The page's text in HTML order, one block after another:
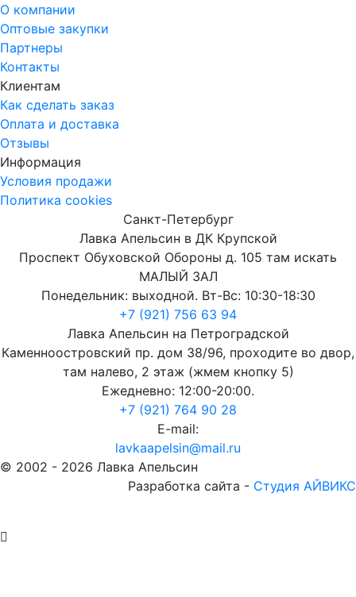
О компании
Оптовые закупки
Партнеры
Контакты
Клиентам
Как сделать заказ
Оплата и доставка
Отзывы
Информация
Условия продажи
Политика cookies
Санкт-Петербург
Лавка Апельсин в ДК Крупской
Проспект Обуховской Обороны д. 105 там искать
МАЛЫЙ ЗАЛ
Понедельник: выходной. Вт-Вс: 10:30-18:30
+7 (921) 756 63 94
Лавка Апельсин на Петроградской
Каменноостровский пр. дом 38/96, проходите во двор,
там налево, 2 этаж (жмем кнопку 5)
Ежедневно: 12:00-20:00.
+7 (921) 764 90 28
E-mail:
lavkaapelsin@mail.ru
© 2002 - 2026 Лавка Апельсин
Разработка сайта - Студия АЙВИКС